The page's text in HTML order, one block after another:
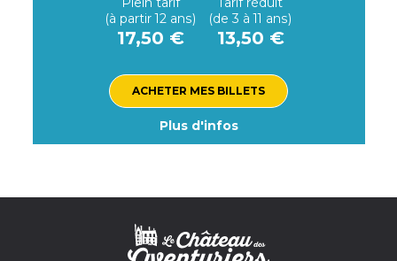
(à partir 12 ans)
17,50 €
(de 3 à 11 ans)
13,50 €
ACHETER MES BILLETS
Plus d'infos